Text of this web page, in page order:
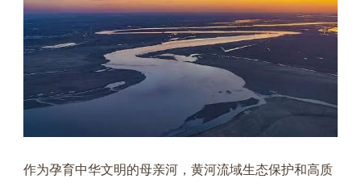
作为孕育中华文明的母亲河，黄河流域生态保护和高质